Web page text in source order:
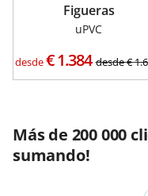
Figueras
uPVC
desde€1.384 desde€
Más de 200 000
sumando!